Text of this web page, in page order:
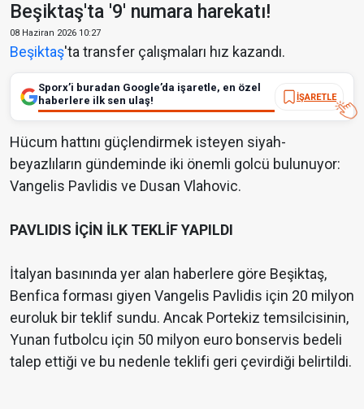
Beşiktaş'ta '9' numara harekatı!
08 Haziran 2026 10:27
Beşiktaş'ta transfer çalışmaları hız kazandı.
Sporx’i buradan Google’da işaretle, en özel
haberlere ilk sen ulaş!
İŞARETLE
Hücum hattını güçlendirmek isteyen siyah-
beyazlıların gündeminde iki önemli golcü bulunuyor:
Vangelis Pavlidis ve Dusan Vlahovic.
PAVLIDIS İÇİN İLK TEKLİF YAPILDI
İtalyan basınında yer alan haberlere göre Beşiktaş,
Benfica forması giyen Vangelis Pavlidis için 20 milyon
euroluk bir teklif sundu. Ancak Portekiz temsilcisinin,
Yunan futbolcu için 50 milyon euro bonservis bedeli
talep ettiği ve bu nedenle teklifi geri çevirdiği belirtildi.